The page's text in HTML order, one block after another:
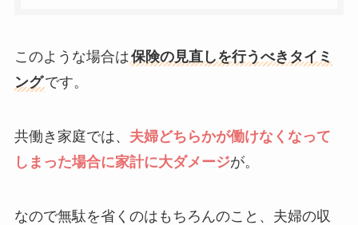
このような場合は保険の見直しを行うべきタイミ
ングです。
共働き家庭では、 夫婦どちらかが働けなくなって
しまった場合に家計に大ダメージが。
なので無駄を省くのはもちろんのこと、夫婦の収